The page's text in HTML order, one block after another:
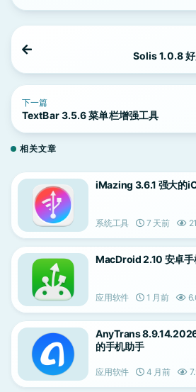
Solis 1.0.8
下一篇
TextBar 3.5.6 菜单栏增强工具
相关文章
iMazing 3.6.1 强大的
系统工具 7 天前
MacDroid 2.10 安卓手
应用软件 1 月前
AnyTrans
的手机助手
应用软件 4 月前